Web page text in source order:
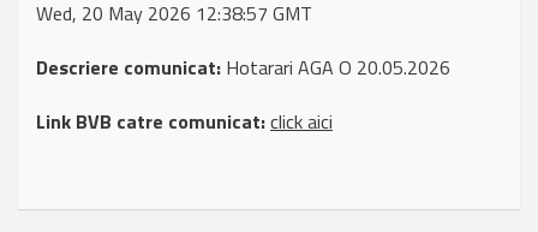
Wed, 20 May 2026 12:38:57 GMT
Descriere comunicat: Hotarari AGA O 20.05.2026
Link BVB catre comunicat:click aici